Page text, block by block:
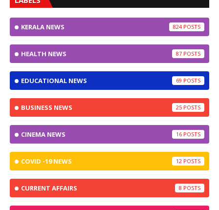
KERALA NEWS 824
HEALTH NEWS 87
EDUCATIONAL NEWS 69
BUSINESS NEWS 25
CINEMA NEWS 16
COVID -19 NEWS 12
CURRENT AFFAIRS 8